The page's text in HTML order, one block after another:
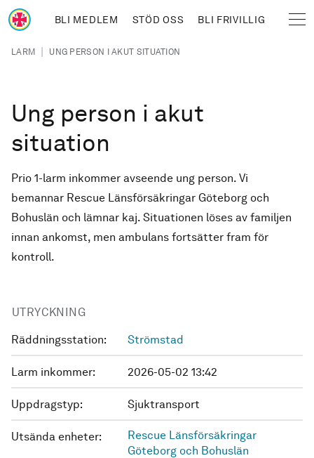
Hoppa till huvudinnehåll
BLI MEDLEM STÖD OSS BLI FRIVILLIG
Länkstig
LARM | UNG PERSON I AKUT SITUATION
Ung person i akut
situation
Prio 1-larm inkommer avseende ung person. Vi
bemannar Rescue Länsförsäkringar Göteborg och
Bohuslän och lämnar kaj. Situationen löses av familjen
innan ankomst, men ambulans fortsätter fram för
kontroll.
UTRYCKNING
Räddningsstation: Strömstad
Larm inkommer: 2026-05-02 13:42
Uppdragstyp: Sjuktransport
Utsända enheter:
Rescue Länsförsäkringar
Göteborg och Bohuslän